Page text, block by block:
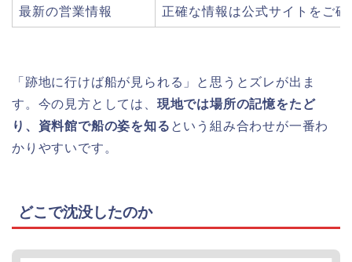
最新の営業情報 正確な情報は公式サイトをご
「跡地に行けば船が見られる」と思うとズレが出ま
す。今の見方としては、 現地では場所の記憶をたど
り、資料館で船の姿を知る という組み合わせが一番わ
かりやすいです。
どこで沈没したのか